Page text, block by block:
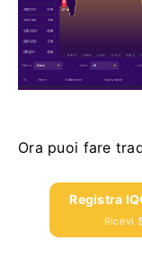
Ora puoi fare
Registra
Ricevi